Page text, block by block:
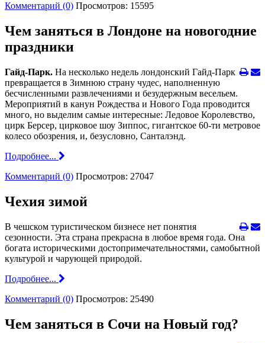
Комментарий (0) Просмотров: 15595
Чем заняться в Лондоне на новогодние
праздники
Гайд-Парк. На несколько недель лондонский Гайд-Парк
превращается в Зимнюю страну чудес, наполненную
бесчисленными развлечениями и безудержным весельем.
Мероприятий в канун Рождества и Нового Года проводится
много, но выделим самые интересные: Ледовое Королевство,
цирк Берсер, цирковое шоу Зиппос, гигантское 60-ти метровое
колесо обозрения, и, безусловно, Санталэнд.
Подробнее...
Комментарий (0) Просмотров: 27047
Чехия зимой
В чешском туристическом бизнесе нет понятия
сезонности. Эта страна прекрасна в любое время года. Она
богата историческими достопримечательностями, самобытной
культурой и чарующей природой.
Подробнее...
Комментарий (0) Просмотров: 25490
Чем заняться в Сочи на Новый год?